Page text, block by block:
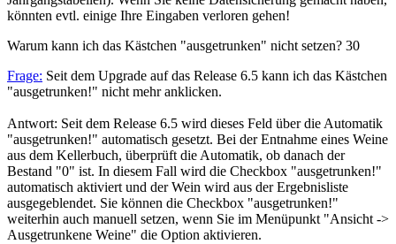
könnten evtl. einige Ihre Eingaben verloren gehen!
Warum kann ich das Kästchen "ausgetrunken" nicht setzen? 30
Frage: Seit dem Upgrade auf das Release 6.5 kann ich das Kästchen
"ausgetrunken!" nicht mehr anklicken.
Antwort: Seit dem Release 6.5 wird dieses Feld über die Automatik
"ausgetrunken!" automatisch gesetzt. Bei der Entnahme eines Weine
aus dem Kellerbuch, überprüft die Automatik, ob danach der
Bestand "0" ist. In diesem Fall wird die Checkbox "ausgetrunken!"
automatisch aktiviert und der Wein wird aus der Ergebnisliste
ausgegeblendet. Sie können die Checkbox "ausgetrunken!"
weiterhin auch manuell setzen, wenn Sie im Menüpunkt "Ansicht ->
Ausgetrunkene Weine" die Option aktivieren.